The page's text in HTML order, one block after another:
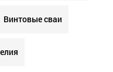
Винтовые сваи